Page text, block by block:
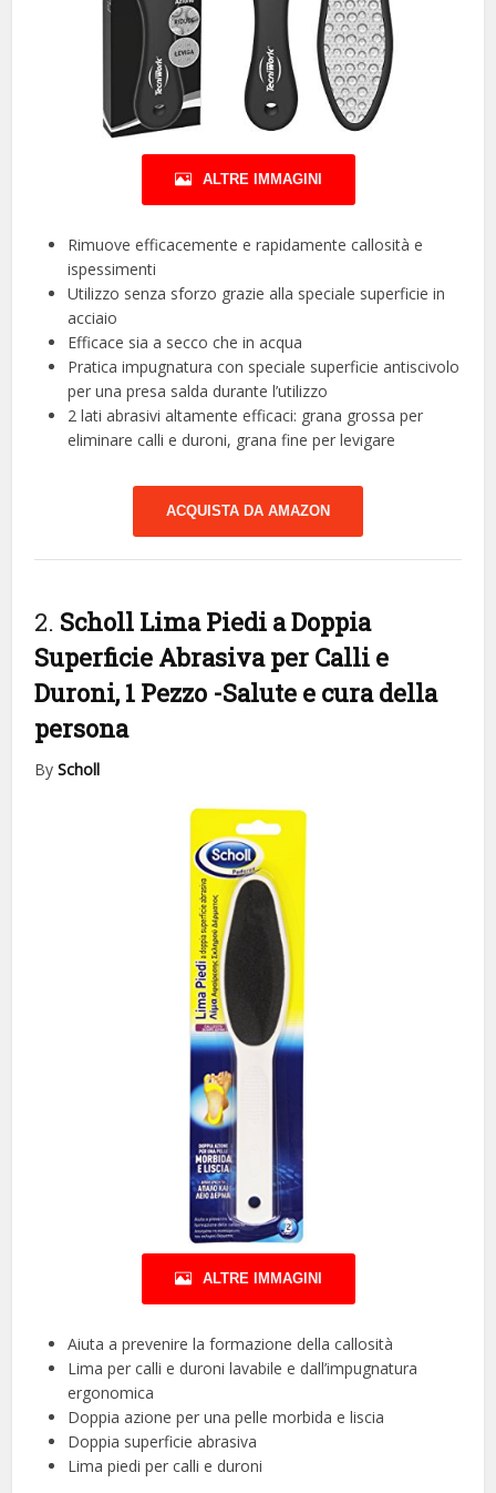
ALTRE IMMAGINI
Rimuove efficacemente e rapidamente callosità e
ispessimenti
Utilizzo senza sforzo grazie alla speciale superficie in
acciaio
Efficace sia a secco che in acqua
Pratica impugnatura con speciale superficie antiscivolo
per una presa salda durante l’utilizzo
2 lati abrasivi altamente efficaci: grana grossa per
eliminare calli e duroni, grana fine per levigare
ACQUISTA DA AMAZON
2. Scholl Lima Piedi a Doppia
Superficie Abrasiva per Calli e
Duroni, 1 Pezzo -Salute e cura della
persona
ByScholl
ALTRE IMMAGINI
Aiuta a prevenire la formazione della callosità
Lima per calli e duroni lavabile e dall’impugnatura
ergonomica
Doppia azione per una pelle morbida e liscia
Doppia superficie abrasiva
Lima piedi per calli e duroni